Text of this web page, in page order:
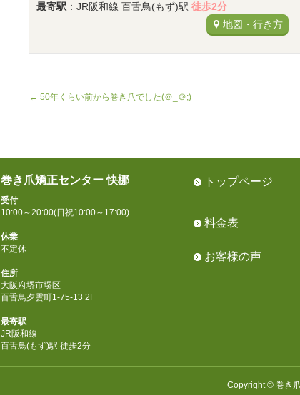
最寄駅 ：JR阪和線 百舌鳥(もず)駅 徒歩2分
地図・行き方
← 50年くらい前から巻き爪でした(＠_＠;)
巻き爪矯正センター 快梛
受付
10:00～20:00(日祝10:00～17:00)
休業
不定休
住所
大阪府堺市堺区
百舌鳥夕雲町1-75-13 2F
最寄駅
JR阪和線
百舌鳥(もず)駅 徒歩2分
トップページ
料金表
お客様の声
Copyright © 巻き